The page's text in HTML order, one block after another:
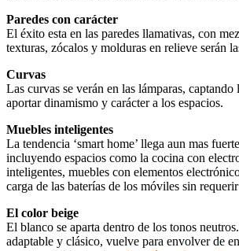
Paredes con carácter
El éxito esta en las paredes llamativas, con
texturas, zócalos y molduras en relieve serán
Curvas
Las curvas se verán en las lámparas, captando
aportar dinamismo y carácter a los espacios.
Muebles inteligentes
La tendencia ‘smart home’ llega aun mas
incluyendo espacios como la cocina con
inteligentes, muebles con elementos
carga de las baterías de los móviles sin
El color beige
El blanco se aparta dentro de los tonos
adaptable y clásico, vuelve para envolver de